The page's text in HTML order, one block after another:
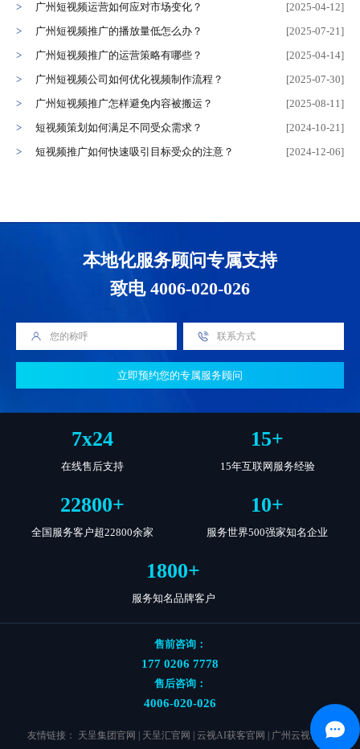
广州短视频运营如何应对市场变化？
[2025-04-12]
广州短视频推广的播放量低怎么办？
[2025-07-21]
广州短视频推广的运营策略有哪些？
[2025-04-14]
广州短视频公司如何优化视频制作流程？
[2025-07-30]
​​广州短视频推广怎样避免内容被搬运？
[2025-08-11]
短视频策划如何满足不同受众需求？
[2024-10-21]
短视频推广如何快速吸引目标受众的注意？
[2024-12-06]
本地化服务顾问专属支持
致电 4006-020-026
立即预约您的专属服务顾问
7x24
在线售后支持
15+
15年互联网服务经验
22800+
全国服务客户超22800余家
10+
服务世界500强家知名企业
1800+
服务知名品牌客户
友情链接： 天呈集团官网 天呈汇官网 云视AI获客官网 广州云视官网|
售前咨询：
177 0206 7778
售后咨询：
4006-020-026